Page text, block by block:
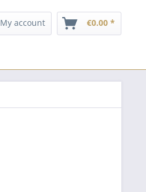
My account €0.00 *